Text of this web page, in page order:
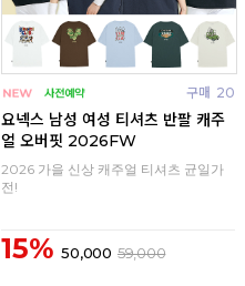
구매 20
요넥스 남성 여성 티셔츠 반팔 캐주
얼 오버핏 2026FW
2026 가을 신상 캐주얼 티셔츠 균일가
전!
15% 50,000 59,000